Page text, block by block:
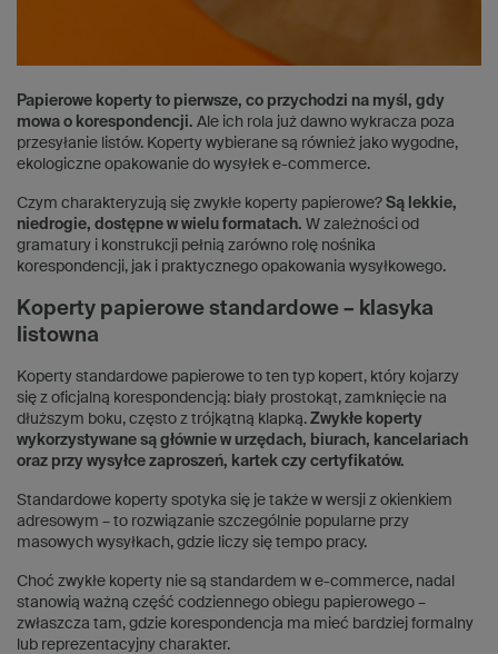
Papierowe koperty to pierwsze, co przychodzi na myśl, gdy
mowa o korespondencji. Ale ich rola już dawno wykracza poza
przesyłanie listów. Koperty wybierane są również jako wygodne,
ekologiczne opakowanie do wysyłek e-commerce.
Czym charakteryzują się zwykłe koperty papierowe? Są lekkie,
niedrogie, dostępne w wielu formatach. W zależności od
gramatury i konstrukcji pełnią zarówno rolę nośnika
korespondencji, jak i praktycznego opakowania wysyłkowego.
Koperty papierowe standardowe – klasyka
listowna
Koperty standardowe papierowe to ten typ kopert, który kojarzy
się z oficjalną korespondencją: biały prostokąt, zamknięcie na
dłuższym boku, często z trójkątną klapką. Zwykłe koperty
wykorzystywane są głównie w urzędach, biurach, kancelariach
oraz przy wysyłce zaproszeń, kartek czy certyfikatów.
Standardowe koperty spotyka się je także w wersji z okienkiem
adresowym – to rozwiązanie szczególnie popularne przy
masowych wysyłkach, gdzie liczy się tempo pracy.
Choć zwykłe koperty nie są standardem w e-commerce, nadal
stanowią ważną część codziennego obiegu papierowego –
zwłaszcza tam, gdzie korespondencja ma mieć bardziej formalny
lub reprezentacyjny charakter.